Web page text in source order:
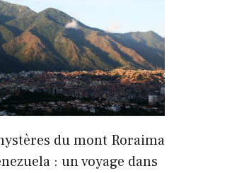
du mont Roraima
: un voyage dans